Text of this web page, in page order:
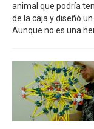
animal que podría
de la caja y diseñó
Aunque no es una